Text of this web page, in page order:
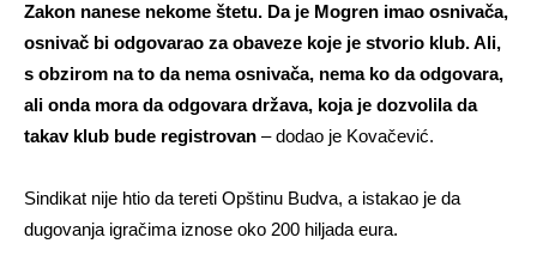
Zakon nanese nekome štetu. Da je Mogren imao osnivača,
osnivač bi odgovarao za obaveze koje je stvorio klub. Ali,
s obzirom na to da nema osnivača, nema ko da odgovara,
ali onda mora da odgovara država, koja je dozvolila da
takav klub bude registrovan – dodao je Kovačević.
Sindikat nije htio da tereti Opštinu Budva, a istakao je da
dugovanja igračima iznose oko 200 hiljada eura.